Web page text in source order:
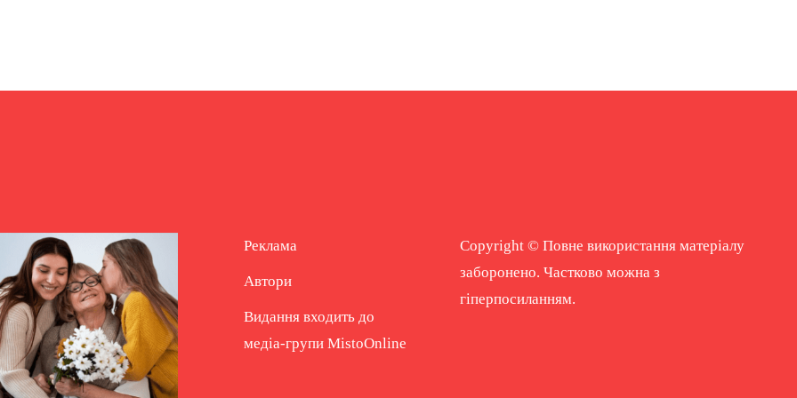
Реклама
Автори
Видання входить до
медіа-групи MistoOnline
Copyright © Повне використання матеріалу
заборонено. Частково можна з
гіперпосиланням.